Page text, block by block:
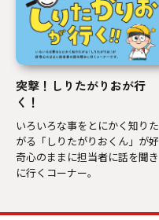
突撃！しりたがりおが行
く！
いろいろな事をとにかく知りた
がる「しりたがりおくん」が好
奇心のままに担当者に話を聞き
に行くコーナー。